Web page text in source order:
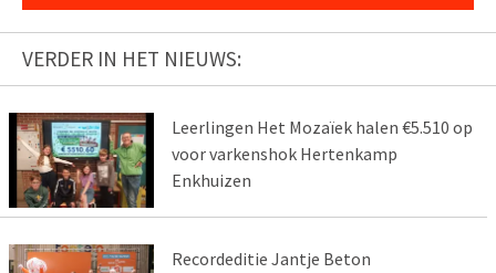
VERDER IN HET NIEUWS:
Leerlingen Het Mozaïek halen €5.510 op
voor varkenshok Hertenkamp
Enkhuizen
Recordeditie Jantje Beton